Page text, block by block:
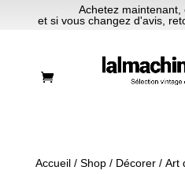
Achetez maintenant,
et si vous changez d'avis,
Accueil/ Shop/ Décorer/ Art